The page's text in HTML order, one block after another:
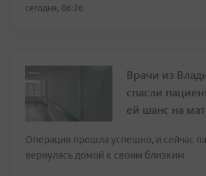
сегодня, 06:26
Врачи из
спасли
ей шанс на
Операция прошла успешно, и сейчас
вернулась домой к своим близким